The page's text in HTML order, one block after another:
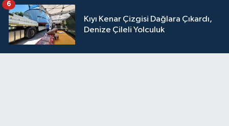
Kıyı Kenar Çizgisi Dağlara Çıkardı,
Denize Çileli Yolculuk
6